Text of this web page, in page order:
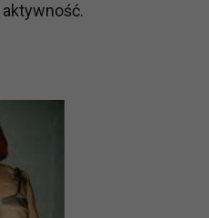
masz prawa w stosunku
są podstawy prawne
Każde przetwarzanie Twoich
prawną przetwarzania
analizowania ich i